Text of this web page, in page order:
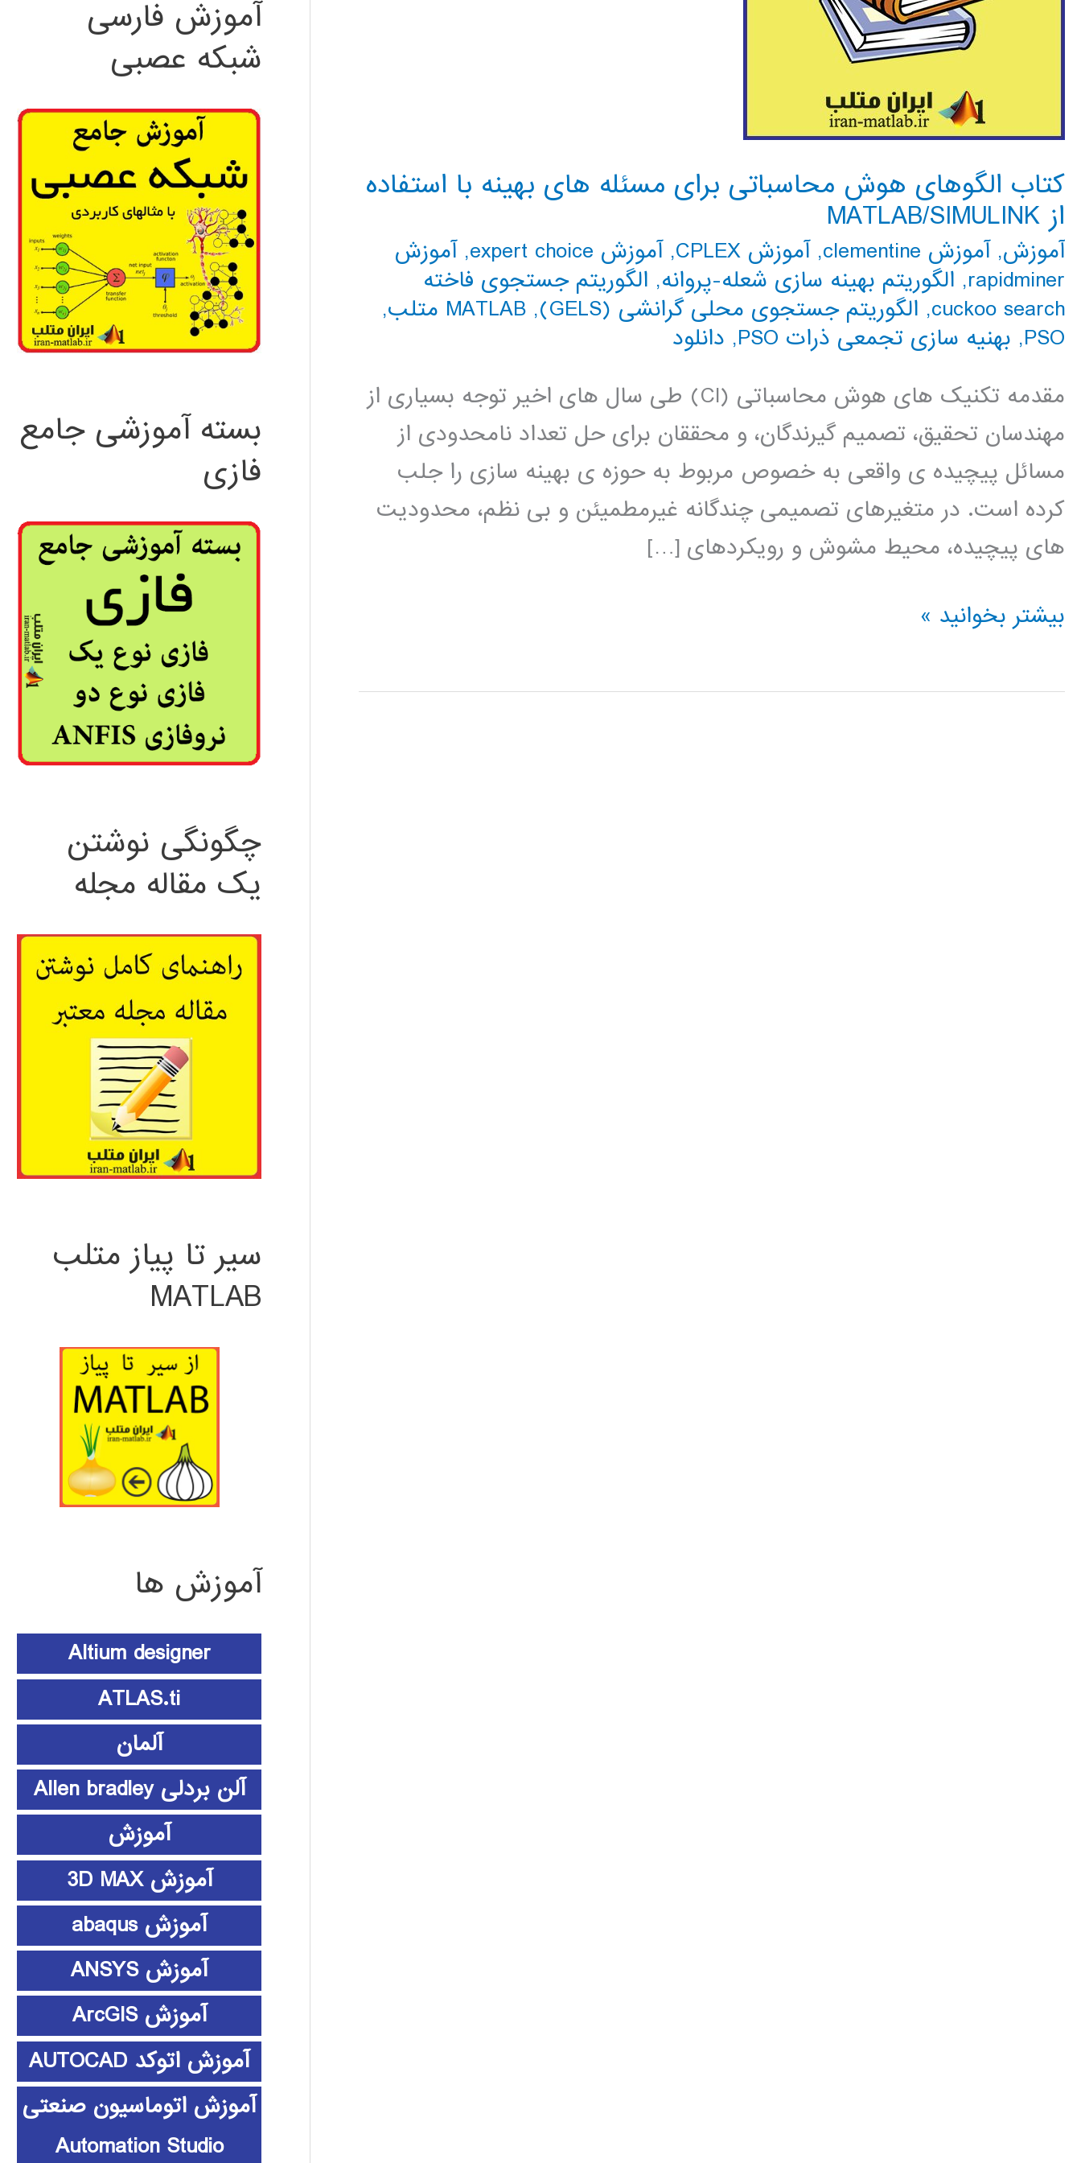
کتاب الگوهای هوش محاسباتی برای مسئله های بهینه با استفاده
از MATLAB/SIMULINK
آموزش,آموزش clementine ,آموزش CPLEX ,آموزش expert choice ,آموزش
rapidminer
, الگوریتم بهینه سازی شعله-پروانه, الگوریتم جستجوی فاخته
cuckoo search
, الگوریتم جستجوی محلی گرانشی (GELS) , MATLAB متلب
,
PSO
, بهنیه سازی تجمعی ذرات PSO , دانلود
مقدمه تکنیک های هوش محاسباتی (CI) طی سال های اخیر توجه بسیاری از
مهندسان تحقیق، تصمیم گیرندگان، و محققان برای حل تعداد نامحدودی از
مسائل پیچیده ی واقعی به خصوص مربوط به حوزه ی بهینه سازی را جلب
کرده است. در متغیرهای تصمیمی چندگانه غیرمطمیئن و بی نظم، محدودیت
های پیچیده، محیط مشوش و رویکردهای […]
کتاب
هوش
بیشتر بخوانید »
آموزش فارسی
شبکه عصبی
بسته آموزشی جامع
فازی
چگونگی نوشتن
یک مقاله مجله
سیر تا پیاز متلب
MATLAB
آموزش ها
Altium designer
ATLAS.ti
آلمان
آلن بردلی Allen bradley
آموزش
آموزش 3D MAX
آموزش abaqus
آموزش ANSYS
آموزش ArcGIS
آموزش اتوکد AUTOCAD
آموزش اتوماسیون صنعتی
Automation Studio